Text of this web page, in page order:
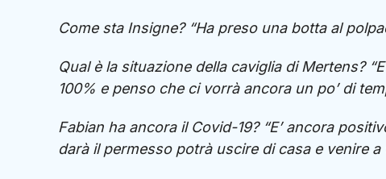
Come sta Insigne? “Ha preso una botta al
Qual è la situazione della caviglia di Mertens?
100% e penso che ci vorrà ancora un po’ di
Fabian ha ancora il Covid-19? “E’ ancora
darà il permesso potrà uscire di casa e venire